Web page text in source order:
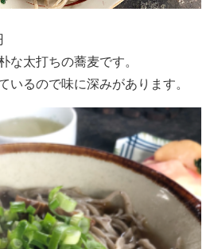
な太打ちの蕎麦です。
いるので味に深みがあります。